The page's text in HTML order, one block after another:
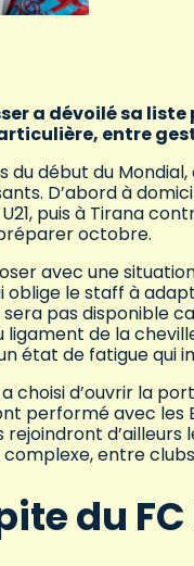
a dévoilé sa
entre
du début du
D’abord à
puis à Tirana
octobre.
avec une
oblige le staff à
pas disponible
ligament de la
état de fatigue qui
choisi d’ouvrir la
performé avec
d’ailleurs
entre
du FC